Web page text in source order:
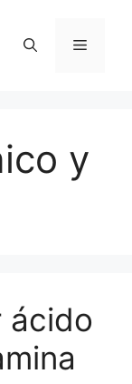
Menú
y
ácido